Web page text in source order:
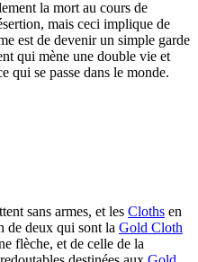
la mort au cours de
mais ceci implique de
est de devenir un simple garde
qui mène une double vie et
qui se passe dans le monde.
sans armes, et les Cloths en
de deux qui sont la Gold Cloth
flèche, et de celle de la